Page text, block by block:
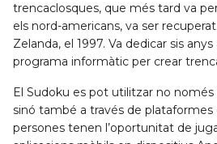
trencaclosques, que més tard va
els nord-americans, va ser
Zelanda, el 1997. Va dedicar sis
programa informàtic per crear
El Sudoku es pot utilitzar no
sinó també a través de plataformes
persones tenen l’oportunitat de